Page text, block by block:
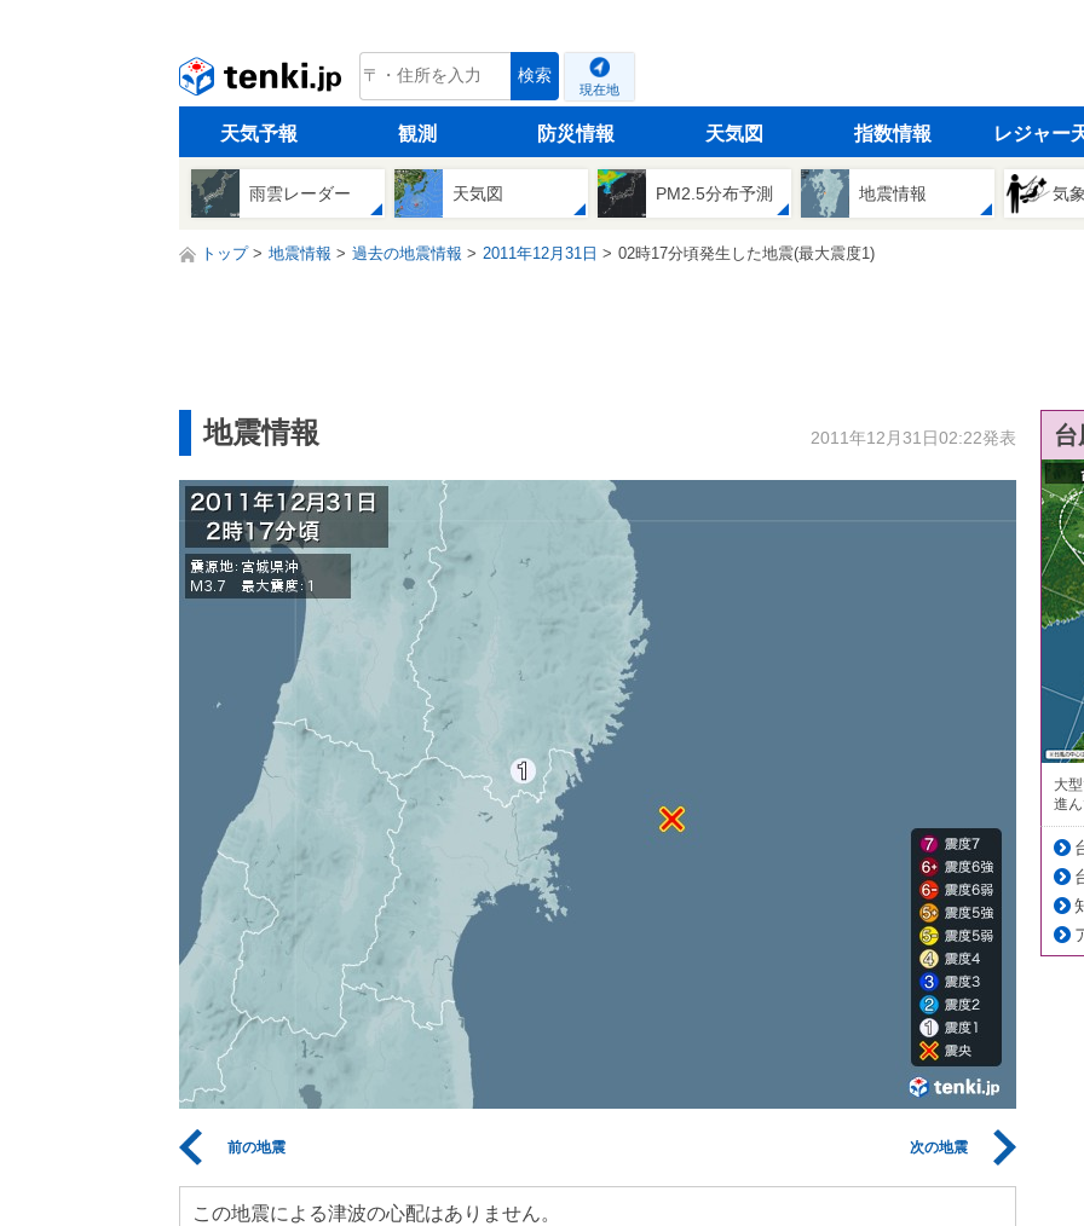
tenki.jp 検索
現在地
天気予報 観測 防災情報 天気図 指数情報 レジャー
雨雲レーダー 天気図 PM2.5分布予測 地震情報 気
トップ 地震情報 過去の地震情報 2011年12月31日 02時17分頃発生した地震(最大震度1)
地震情報 2011年12月31日02:22発表
前の地震 次の地震
この地震による津波の心配はありません。
大
進